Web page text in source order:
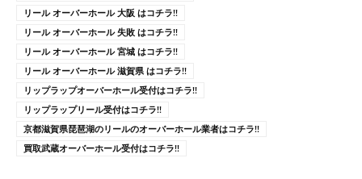
リール オーバーホール 大阪 はコチラ!!
リール オーバーホール 失敗 はコチラ!!
リール オーバーホール 宮城 はコチラ!!
リール オーバーホール 滋賀県 はコチラ!!
リップラップオーバーホール受付はコチラ!!
リップラップリール受付はコチラ!!
京都滋賀県琵琶湖のリールのオーバーホール業者はコチラ!!
買取武蔵オーバーホール受付はコチラ!!